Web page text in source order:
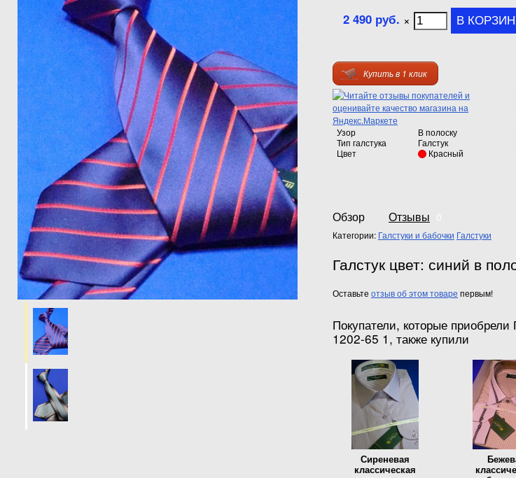
2 490 руб. ×
Купить в 1 клик
Узор
В полоску
Тип галстука
Галстук
Цвет
Красный
Обзор Отзывы
Категории: Галстуки и бабочки Галстуки
Галстук цвет: синий в
Оставьте отзыв об этом товаре первым!
Покупатели, которые приобрели
1202-65 1, также купили
Сиреневая
классическая